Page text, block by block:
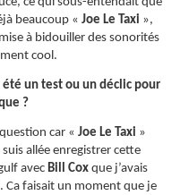
beaucoup « Joe Le Taxi »,
à bidouiller des sonorités
cool.
été un test ou un déclic pour
?
car « Joe Le Taxi »
allée enregistrer cette
avecBill Cox que j’avais
Ca faisait un moment que je